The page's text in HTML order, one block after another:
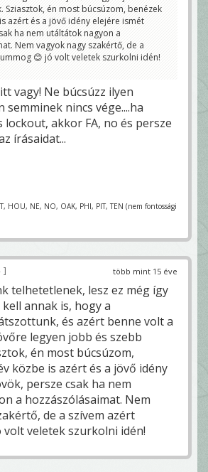
Sziasztok, én most búcsúzom, benézek
azért és a jövő idény elejére ismét
ha nem utáltátok nagyon a
Nem vagyok nagy szakértő, de a
😊 jó volt veletek szurkolni idén!
vagy! Ne búcsúzz ilyen
semminek nincs vége....ha
lockout, akkor FA, no és persze
írásaidat...
HOU, NE, NO, OAK, PHI, PIT, TEN (nem fontossági
több mint 15 éve
telhetetlenek, lesz ez még így
annak is, hogy a
és azért benne volt a
legyen jobb és szebb
én most búcsúzom,
közbe is azért és a jövő idény
persze csak ha nem
a hozzászólásaimat. Nem
de a szívem azért
veletek szurkolni idén!